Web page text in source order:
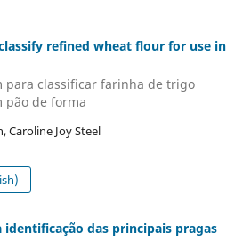
refined wheat flour for use in
para classificar farinha de trigo
pão de forma
Caroline Joy Steel
das principais pragas